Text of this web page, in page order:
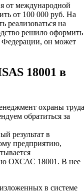
от международной
от 100 000 руб. На
реализоваться на
решило оформить
Федерации, он может
18001 в
охраны труда
обратиться за
результат в
предприятию,
ОХСАС 18001. В нее
в системе